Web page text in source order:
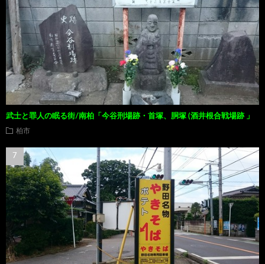
武士と罪人の眠る街/南柏「今谷刑場跡・首塚、胴塚 (酒井根合戦場跡 」
柏市